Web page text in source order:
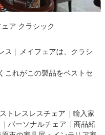
ア クラシック
ス｜メイフェアは、クラシ
これがこの製品をベストセ